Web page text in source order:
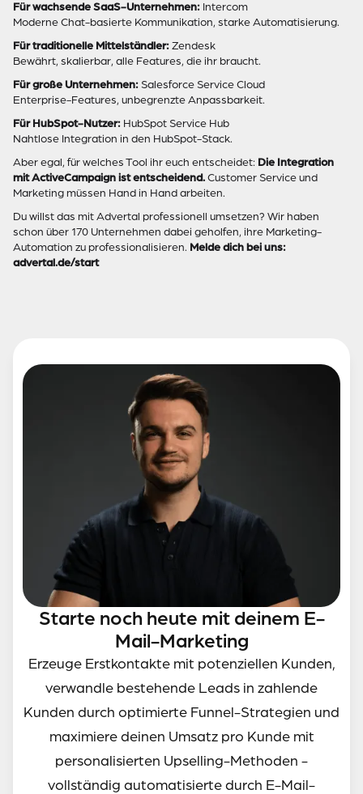
Für wachsende SaaS-Unternehmen: Intercom
Moderne Chat-basierte Kommunikation, starke Automatisierung.
Für traditionelle Mittelständler: Zendesk
Bewährt, skalierbar, alle Features, die ihr braucht.
Für große Unternehmen: Salesforce Service Cloud
Enterprise-Features, unbegrenzte Anpassbarkeit.
Für HubSpot-Nutzer: HubSpot Service Hub
Nahtlose Integration in den HubSpot-Stack.
Aber egal, für welches Tool ihr euch entscheidet: Die Integration
mit ActiveCampaign ist entscheidend. Customer Service und
Marketing müssen Hand in Hand arbeiten.
Du willst das mit Advertal professionell umsetzen? Wir haben
schon über 170 Unternehmen dabei geholfen, ihre Marketing-
Automation zu professionalisieren. Melde dich bei uns:
advertal.de/start
Starte noch heute mit deinem E-
Mail-Marketing
Erzeuge Erstkontakte mit potenziellen Kunden,
verwandle bestehende Leads in zahlende
Kunden durch optimierte Funnel-Strategien und
maximiere deinen Umsatz pro Kunde mit
personalisierten Upselling-Methoden -
vollständig automatisierte durch E-Mail-